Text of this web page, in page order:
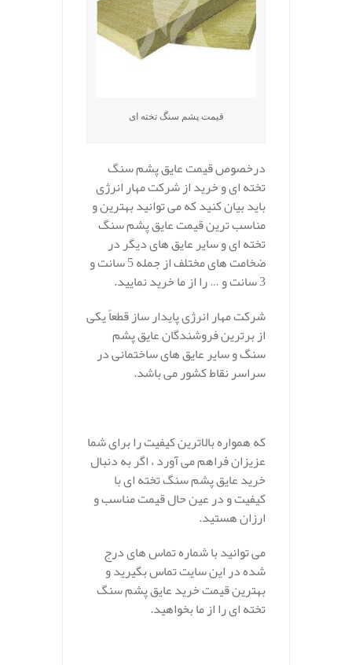
قیمت پشم سنگ تخته ای
درخصوص قیمت عایق پشم سنگ
تخته ای و خرید از شرکت مهار انرژی
باید بیان کنید که می توانید بهترین و
مناسب ترین قیمت عایق پشم سنگ
تخته ای و سایر عایق های دیگر در
ضخامت های مختلف از جمله 5 سانت و
3 سانت و … را از ما خرید نمایید.
شرکت مهار انرژی پایدار ساز قطعاً یکی
از برترین فروشندگان عایق پشم
سنگ و سایر عایق های ساختمانی در
سراسر نقاط کشور می باشد.
که همواره بالاترین کیفیت را برای شما
عزیزان فراهم می آورد ، اگر به دنبال
خرید عایق پشم سنگ تخته ای با
کیفیت و در عین حال قیمت مناسب و
ارزان هستید.
می توانید با شماره تماس های درج
شده در این سایت تماس بگیرید و
بهترین قیمت خرید عایق پشم سنگ
تخته ای را از ما بخواهید.